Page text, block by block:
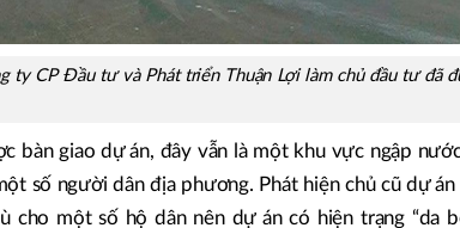
ty CP Đầu tư và Phát triển Thuận Lợi làm chủ đầu tư đã
bàn giao dự án, đây vẫn là một khu vực ngập
số người dân địa phương. Phát hiện chủ cũ dự án
cho một số hộ dân nên dự án có hiện trạng “da